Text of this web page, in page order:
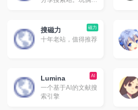
磁力
搜磁力
十年老站，值得推荐
AI
Lumina
一个基于AI的文献搜
索引擎